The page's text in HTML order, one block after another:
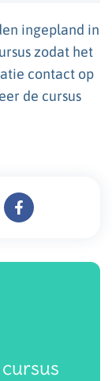
ingepland in
zodat het
contact op
de cursus